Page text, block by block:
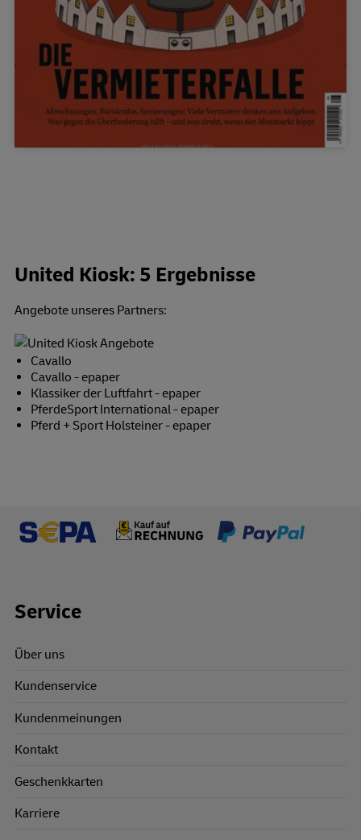
United Kiosk: 5 Ergebnisse
Angebote unseres Partners:
Cavallo
Cavallo - epaper
Klassiker der Luftfahrt - epaper
PferdeSport International - epaper
Pferd + Sport Holsteiner - epaper
Footer Links
Service
Über uns
Kundenservice
Kundenmeinungen
Kontakt
Geschenkkarten
Karriere